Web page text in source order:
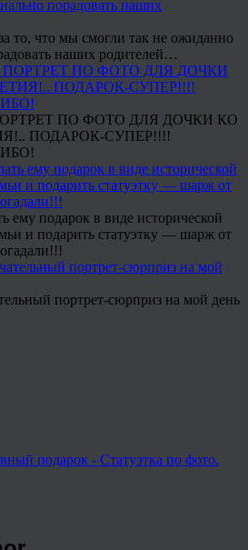
то, что мы смогли так не ожиданно
наших родителей…
ПО ФОТО ДЛЯ ДОЧКИ КО
ПОДАРОК-СУПЕР!!!!
ему подарок в виде исторической
и подарить статуэтку — шарж от
портрет-сюрприз на мой день
подарок - Статуэтка по фото.